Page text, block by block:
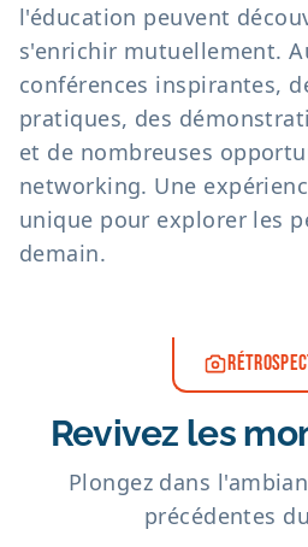
l'éducation peuvent
s'enrichir mutuellement.
conférences inspirantes,
pratiques, des
et de nombreuses
networking. Une
unique pour explorer les
demain.
Revivez les
Plongez dans
précédentes